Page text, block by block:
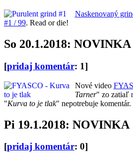
Naskenovaný
#1 / 99. Read or die!
So 20.1.2018: NOVINKA
[pridaj komentár: 1]
Nové video
Tarner" zo zatiaľ
"Kurva to je tlak" nepotrebuje komentár.
Pi 19.1.2018: NOVINKA
[pridaj komentár: 0]